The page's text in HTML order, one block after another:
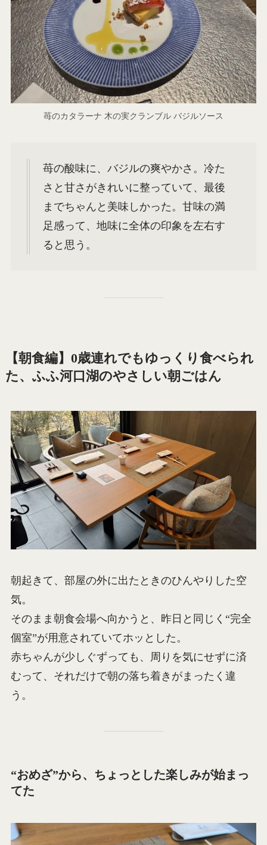
苺のカタラーナ 木の実クランブル バジルソース
苺の酸味に、バジルの爽やかさ。冷た
さと甘さがきれいに整っていて、最後
までちゃんと美味しかった。甘味の満
足感って、地味に全体の印象を左右す
ると思う。
【朝食編】0歳連れでもゆっくり食べられ
た、ふふ河口湖のやさしい朝ごはん
朝起きて、部屋の外に出たときのひんやりした空
気。
そのまま朝食会場へ向かうと、昨日と同じく“完全
個室”が用意されていてホッとした。
赤ちゃんが少しぐずっても、周りを気にせずに済
むって、それだけで朝の落ち着きがまったく違
う。
“おめざ”から、ちょっとした楽しみが始まっ
てた